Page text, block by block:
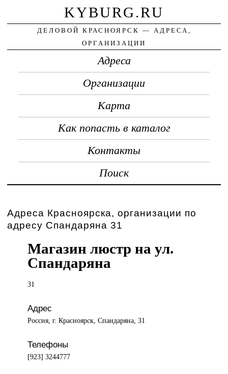
KYBURG.RU
ДЕЛОВОЙ КРАСНОЯРСК — АДРЕСА,
ОРГАНИЗАЦИИ
Адреса
Организации
Карта
Как попасть в каталог
Контакты
Поиск
Адреса Красноярска, организации по
адресу Спандаряна 31
Магазин люстр на ул.
Спандаряна
31
Адрес
Россия, г. Красноярск, Спандаряна, 31
Телефоны
[923] 3244777